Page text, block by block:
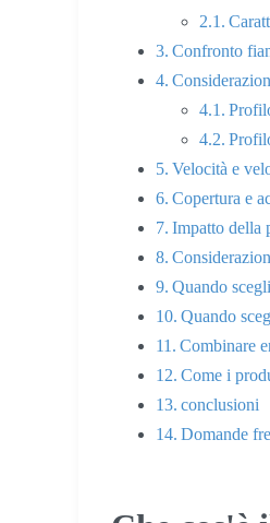
Confronto
Velocità e
Copertura e
Impatto della
Quando
Quando
Combinare
Come i
conclusioni
Domande